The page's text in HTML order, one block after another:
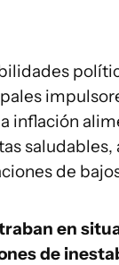
inflación
de
en
de